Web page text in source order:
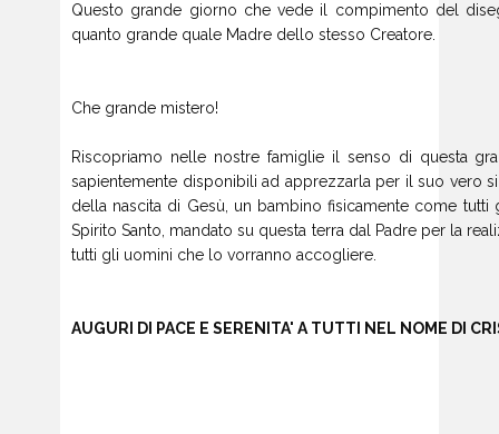
Questo grande giorno che vede il compimento del
quanto grande quale Madre dello stesso Creatore.
Che grande mistero!
Riscopriamo nelle nostre famiglie il senso di questa
sapientemente disponibili ad apprezzarla per il suo vero
della nascita di Gesù, un bambino fisicamente come
Spirito Santo, mandato su questa terra dal Padre per la
tutti gli uomini che lo vorranno accogliere.
AUGURI DI PACE E SERENITA' A TUTTI NEL NOME DI